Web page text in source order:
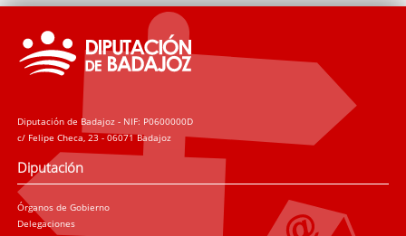
Diputación de Badajoz - NIF: P0600000D
c/ Felipe Checa, 23 - 06071 Badajoz
Diputación
Órganos de Gobierno
Delegaciones